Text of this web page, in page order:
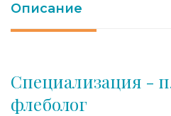
Описание
Специализация -
флеболог